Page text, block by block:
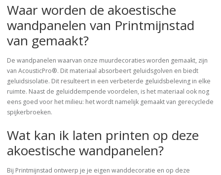
Waar worden de akoestische
wandpanelen van Printmijnstad
van gemaakt?
De wandpanelen waarvan onze muurdecoraties worden gemaakt, zijn
van AcousticPro®. Dit materiaal absorbeert geluidsgolven en biedt
geluidsisolatie. Dit resulteert in een verbeterde geluidsbeleving in elke
ruimte. Naast de geluiddempende voordelen, is het materiaal ook nog
eens goed voor het milieu: het wordt namelijk gemaakt van gerecyclede
spijkerbroeken.
Wat kan ik laten printen op deze
akoestische wandpanelen?
Bij Printmijnstad ontwerp je je eigen wanddecoratie en op deze